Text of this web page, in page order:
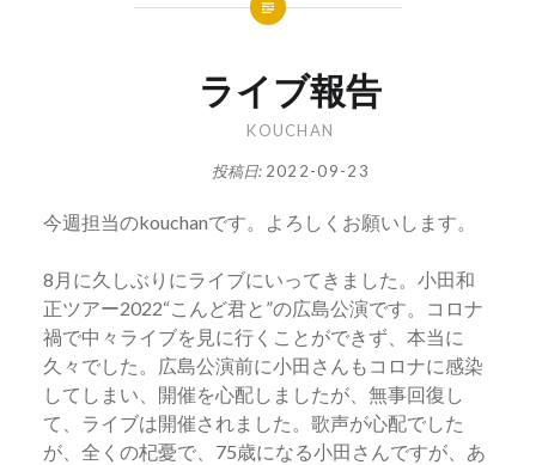
ライブ報告
KOUCHAN
投稿日: 2022-09-23
今週担当のkouchanです。よろしくお願いします。
8月に久しぶりにライブにいってきました。小田和
正ツアー2022“こんど君と”の広島公演です。コロナ
禍で中々ライブを見に行くことができず、本当に
久々でした。広島公演前に小田さんもコロナに感染
してしまい、開催を心配しましたが、無事回復し
て、ライブは開催されました。歌声が心配でした
が、全くの杞憂で、75歳になる小田さんですが、あ